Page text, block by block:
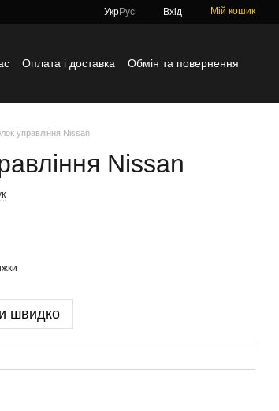
УкрРус Вхід Мій кошик
Оплата і доставка
Обмін та повернення
управління Nissan
Nissan
швидко